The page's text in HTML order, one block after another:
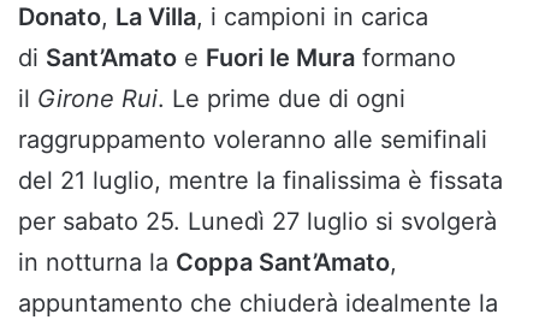
Donato, La Villa, i campioni in carica
di Sant’Amato e Fuori le Mura formano
il Girone Rui. Le prime due di ogni
raggruppamento voleranno alle semifinali
del 21 luglio, mentre la finalissima è fissata
per sabato 25. Lunedì 27 luglio si svolgerà
in notturna la Coppa Sant’Amato,
appuntamento che chiuderà idealmente la